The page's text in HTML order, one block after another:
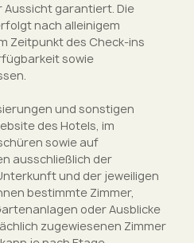
Aussicht garantiert. Die
nach alleinigem
Zeitpunkt des Check-ins
sowie
und sonstigen
des Hotels, im
sowie auf
ausschließlich der
und der jeweiligen
bestimmte Zimmer,
oder Ausblicke
zugewiesenen Zimmer